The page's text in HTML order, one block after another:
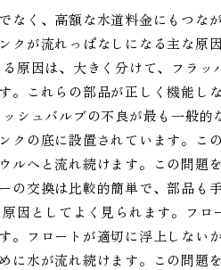
なく、高額な水道料金にもつな
クが流れっぱなしになる主な原因
原因は、大きく分けて、フラッ
。これらの部品が正しく機能し
シュバルブの不良が最も一般的
クの底に設置されています。こ
ルへと流れ続けます。この問題
の交換は比較的簡単で、部品も
因としてよく見られます。フロ
。フロートが適切に浮上しない
に水が流れ続けます。この問題